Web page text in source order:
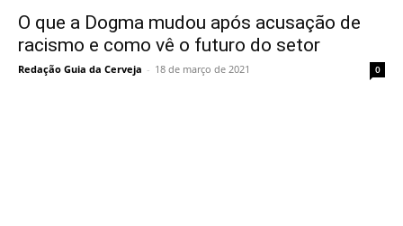
O que a Dogma mudou após acusação de
racismo e como vê o futuro do setor
Redação Guia da Cerveja - 18 de março de 2021 0